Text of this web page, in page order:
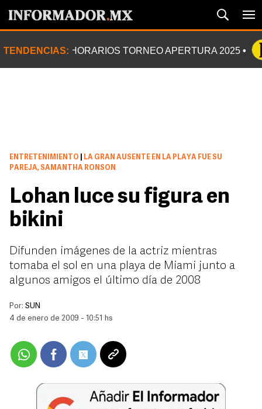
TENDENCIAS: HORARIOS TORNEO APERTURA 2025
ENTRETENIMIENTO
LA GRAN AUSENTE EN LA PLAYA FUE SU
PAREJA, SAMANTHA RONSON
Lohan luce su figura en
bikini
Difunden imágenes de la actriz mientras
tomaba el sol en una playa de Miami junto a
algunos amigos el último día de 2008
Por: SUN
4 de enero de 2009 - 10:51 hs